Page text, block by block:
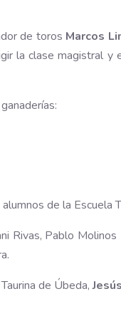
de toros Marcos
la clase magistral
de la Escuela
Rivas, Pablo
de Úbeda,